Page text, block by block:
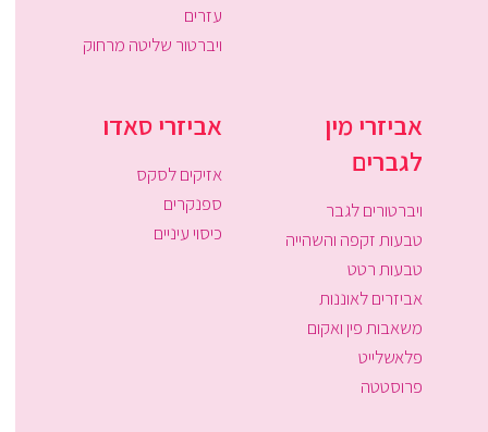
עזרים
ויברטור שליטה מרחוק
אביזרי מין
לגברים
ויברטורים לגבר
טבעות זקפה והשהייה
טבעות רטט
אביזרים לאוננות
משאבות פין ואקום
פלאשלייט
פרוסטטה
אביזרי סאדו
אזיקים לסקס
ספנקרים
כיסוי עיניים